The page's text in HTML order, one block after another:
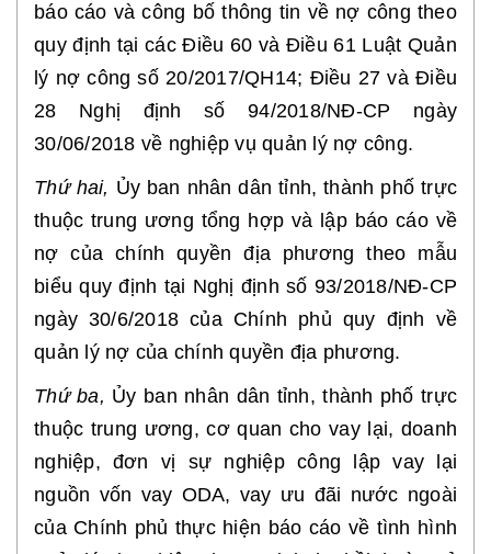
báo cáo và công bố thông tin về nợ công theo
quy định tại các Điều 60 và Điều 61 Luật Quản
lý nợ công số 20/2017/QH14; Điều 27 và Điều
28 Nghị định số 94/2018/NĐ-CP ngày
30/06/2018 về nghiệp vụ quản lý nợ công.
Thứ hai, Ủy ban nhân dân tỉnh, thành phố trực
thuộc trung ương tổng hợp và lập báo cáo về
nợ của chính quyền địa phương theo mẫu
biểu quy định tại Nghị định số 93/2018/NĐ-CP
ngày 30/6/2018 của Chính phủ quy định về
quản lý nợ của chính quyền địa phương.
Thứ ba, Ủy ban nhân dân tỉnh, thành phố trực
thuộc trung ương, cơ quan cho vay lại, doanh
nghiệp, đơn vị sự nghiệp công lập vay lại
nguồn vốn vay ODA, vay ưu đãi nước ngoài
của Chính phủ thực hiện báo cáo về tình hình